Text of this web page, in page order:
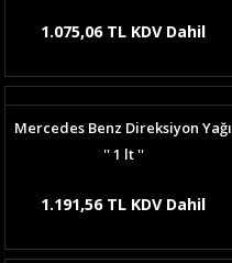
1.075,06 TL KDV Dahil
Mercedes Benz Direksiyon Yağı
'' 1 lt ''
1.191,56 TL KDV Dahil